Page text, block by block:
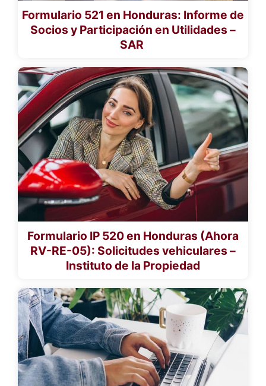
Formulario 521 en Honduras: Informe de
Socios y Participación en Utilidades –
SAR
Formulario IP 520 en Honduras (Ahora
RV-RE-05): Solicitudes vehiculares –
Instituto de la Propiedad